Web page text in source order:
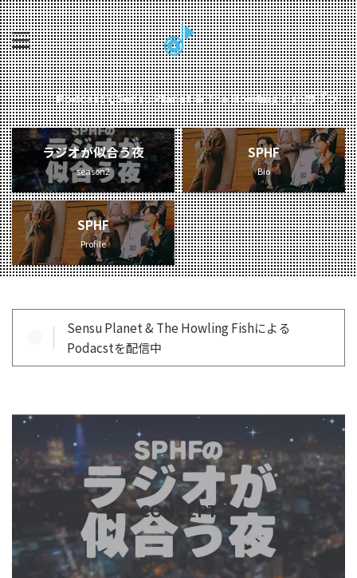
PodcastでSensu Planet & The Howling Fishの「ラジオが
ラジオが似合う夜
season2
SPHF
Bio
SPHF
Profile
Sensu Planet & The Howling Fishによる
Podacstを配信中
CONCEPT